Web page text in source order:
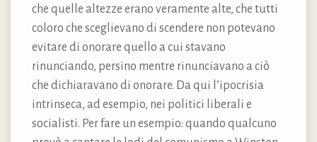
che quelle altezze erano veramente alte, che tutti
coloro che sceglievano di scendere non potevano
evitare di onorare quello a cui stavano
rinunciando, persino mentre rinunciavano a ciò
che dichiaravano di onorare. Da qui l’ipocrisia
intrinseca, ad esempio, nei politici liberali e
socialisti. Per fare un esempio: quando qualcuno